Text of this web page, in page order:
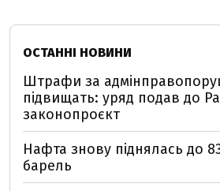
ОСТАННІ НОВИНИ
Штрафи за
підвищать: уряд подав до
законопроєкт
Нафта знову піднялась до
барель